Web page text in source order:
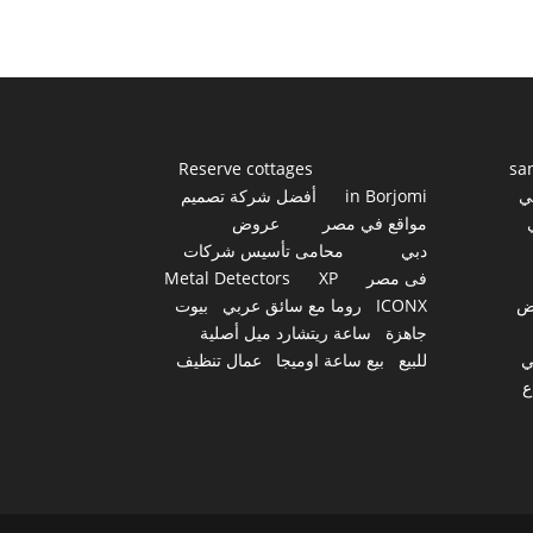
Reserve cottages
in Borjomi
أفضل شركة تصميم
مواقع في مصر
عروض
دبي
محامى تأسيس شركات
فى مصر
Metal Detectors
XP
ICONX
روما مع سائق عربي
بيوت
جاهزة
ساعة ريتشارد ميل أصلية
للبيع
بيع ساعة اوميجا عمال تنظيف